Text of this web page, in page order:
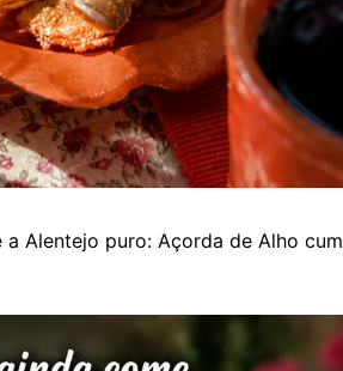
Alentejo puro: Açorda de Alho cum